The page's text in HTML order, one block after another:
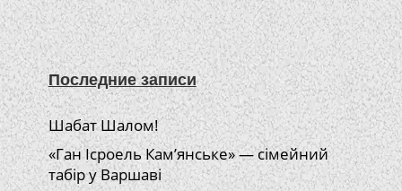
Последние записи
Шабат Шалом!
«Ган Ісроель Кам’янське» — сімейний
табір у Варшаві